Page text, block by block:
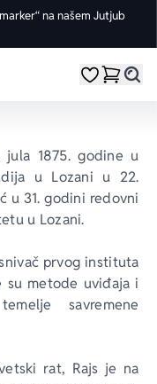
na našem Jutjub
Moji
1875. godine u
u Lozani u 22.
u 31. godini redovni
u Lozani.
prvog instituta
su metode uviđaja i
savremene
rat, Rajs je na